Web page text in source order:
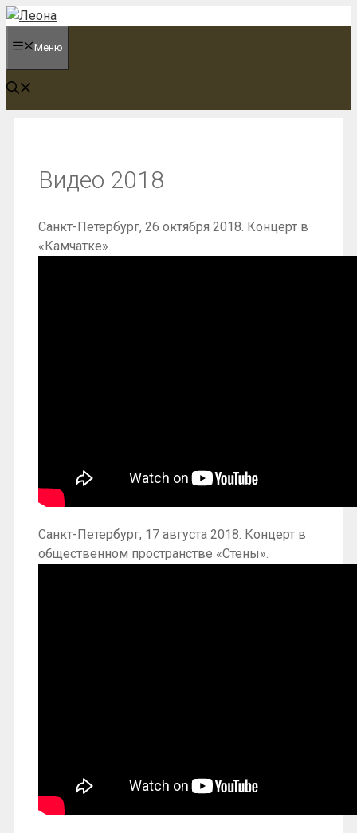
Перейти
содержимому
Меню
Видео 2018
Санкт-Петербург, 26 октября 2018. Концерт в
«Камчатке».
Санкт-Петербург, 17 августа 2018. Концерт в
общественном пространстве «Стены».